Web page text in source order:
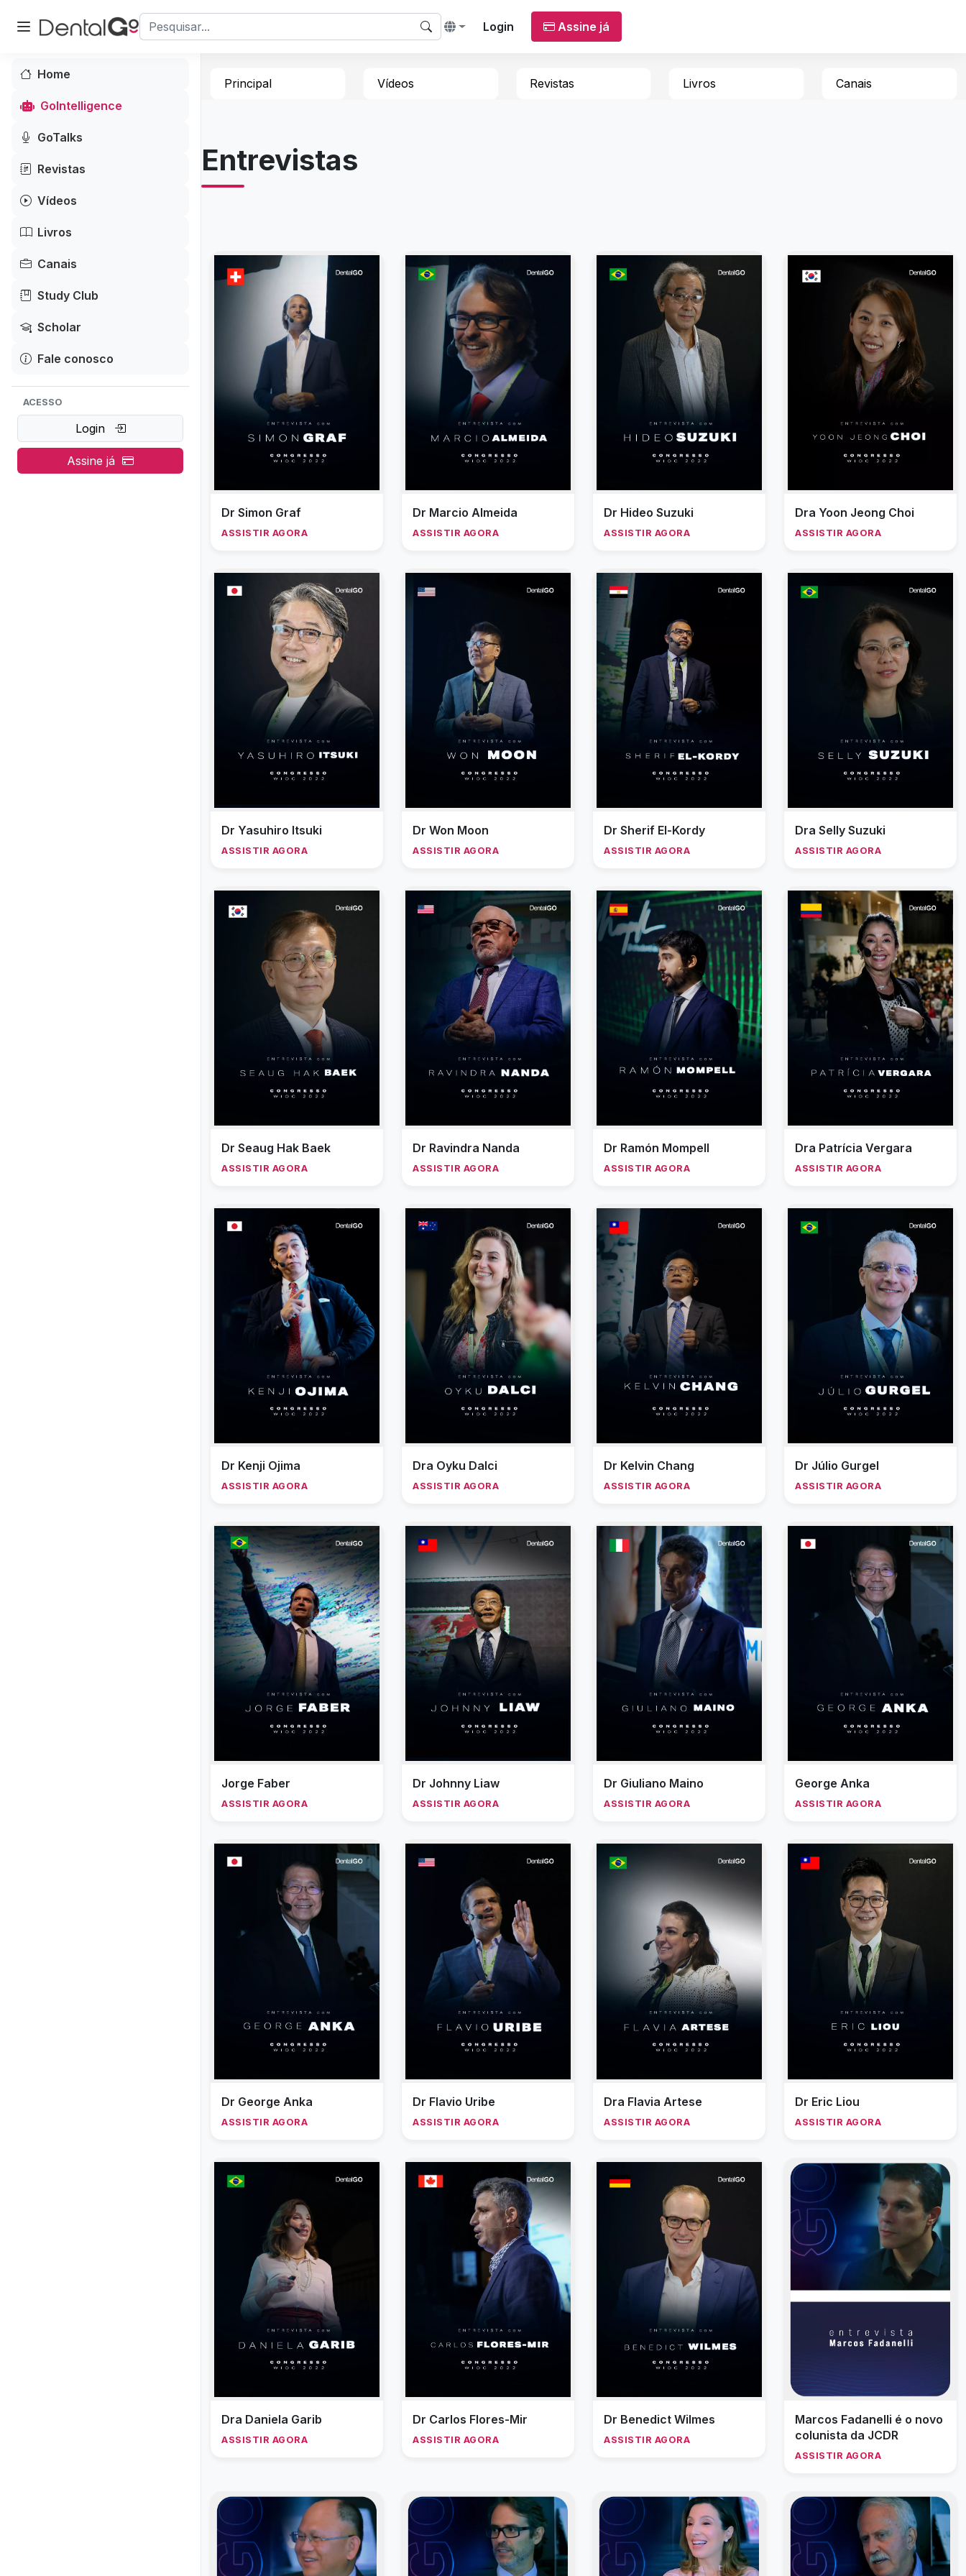
Home
GoIntelligence
GoTalks
Revistas
Vídeos
Livros
Canais
Study Club
Scholar
Fale conosco
ACESSO
Login
Assine já
Login Assine já
Principal Vídeos Revistas Livros Canais
Entrevistas
Dr Simon Graf
ASSISTIR AGORA
Dr Marcio Almeida
ASSISTIR AGORA
Dr Hideo Suzuki
ASSISTIR AGORA
Dra Yoon Jeong Choi
ASSISTIR AGORA
Dr Yasuhiro Itsuki
ASSISTIR AGORA
Dr Won Moon
ASSISTIR AGORA
Dr Sherif El-Kordy
ASSISTIR AGORA
Dra Selly Suzuki
ASSISTIR AGORA
Dr Seaug Hak Baek
ASSISTIR AGORA
Dr Ravindra Nanda
ASSISTIR AGORA
Dr Ramón Mompell
ASSISTIR AGORA
Dra Patrícia Vergara
ASSISTIR AGORA
Dr Kenji Ojima
ASSISTIR AGORA
Dra Oyku Dalci
ASSISTIR AGORA
Dr Kelvin Chang
ASSISTIR AGORA
Dr Júlio Gurgel
ASSISTIR AGORA
Jorge Faber
ASSISTIR AGORA
Dr Johnny Liaw
ASSISTIR AGORA
Dr Giuliano Maino
ASSISTIR AGORA
George Anka
ASSISTIR AGORA
Dr George Anka
ASSISTIR AGORA
Dr Flavio Uribe
ASSISTIR AGORA
Dra Flavia Artese
ASSISTIR AGORA
Dr Eric Liou
ASSISTIR AGORA
Dra Daniela Garib
ASSISTIR AGORA
Dr Carlos Flores-Mir
ASSISTIR AGORA
Dr Benedict Wilmes
ASSISTIR AGORA
Marcos Fadanelli é o novo
colunista da JCDR
ASSISTIR AGORA